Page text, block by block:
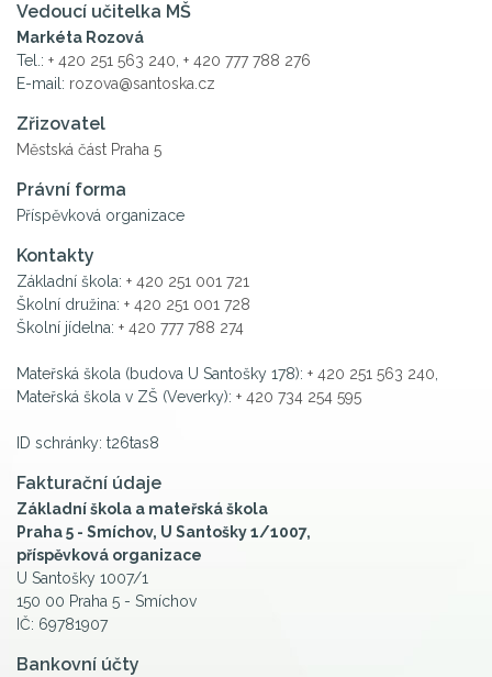
Vedoucí učitelka MŠ
Markéta Rozová
Tel.: + 420 251 563 240, + 420 777 788 276
E-mail: rozova@santoska.cz
Zřizovatel
Městská část Praha 5
Právní forma
Příspěvková organizace
Kontakty
Základní škola: + 420 251 001 721
Školní družina: + 420 251 001 728
Školní jídelna: + 420 777 788 274
Mateřská škola (budova U Santošky 178): + 420 251 563 240,
Mateřská škola v ZŠ (Veverky): + 420 734 254 595
ID schránky: t26tas8
Fakturační údaje
Základní škola a mateřská škola
Praha 5 - Smíchov, U Santošky 1/1007,
příspěvková organizace
U Santošky 1007/1
150 00 Praha 5 - Smíchov
IČ: 69781907
Bankovní účty